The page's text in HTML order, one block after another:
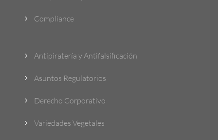
5 Compliance
5 Antipiratería y Antifalsificación
5 Asuntos Regulatorios
5 Derecho Corporativo
5 Variedades Vegetales